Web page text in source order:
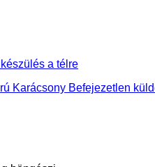
a télre
Karácsony Befejezetlen